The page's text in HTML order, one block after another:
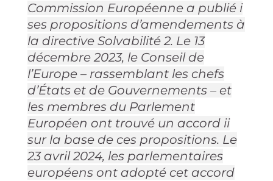
Commission Européenne a publié i
ses propositions d’amendements à
la directive Solvabilité 2. Le 13
décembre 2023, le Conseil de
l’Europe – rassemblant les chefs
d’États et de Gouvernements – et
les membres du Parlement
Européen ont trouvé un accord ii
sur la base de ces propositions. Le
23 avril 2024, les parlementaires
européens ont adopté cet accord